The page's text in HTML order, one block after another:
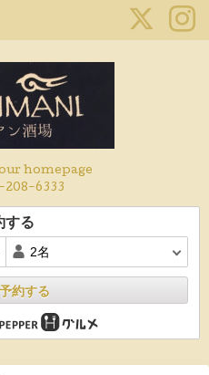
homepage
208-6333
する
約する